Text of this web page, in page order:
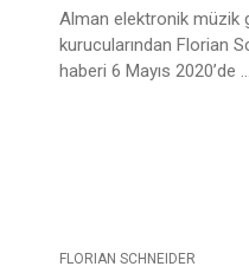
Alman elektronik müzik
kurucularından Florian
haberi 6 Mayıs 2020’de ...
FLORIAN SCHNEIDER